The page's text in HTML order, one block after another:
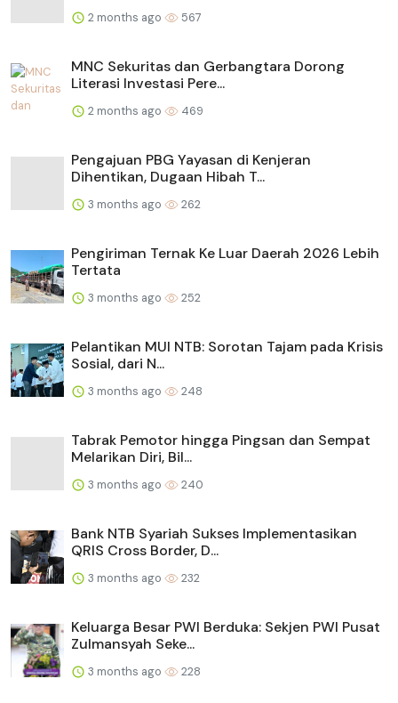
2 months ago 567
MNC Sekuritas dan Gerbangtara Dorong
Literasi Investasi Pere...
2 months ago 469
Pengajuan PBG Yayasan di Kenjeran
Dihentikan, Dugaan Hibah T...
3 months ago 262
Pengiriman Ternak Ke Luar Daerah 2026 Lebih
Tertata
3 months ago 252
Pelantikan MUI NTB: Sorotan Tajam pada Krisis
Sosial, dari N...
3 months ago 248
Tabrak Pemotor hingga Pingsan dan Sempat
Melarikan Diri, Bil...
3 months ago 240
Bank NTB Syariah Sukses Implementasikan
QRIS Cross Border, D...
3 months ago 232
Keluarga Besar PWI Berduka: Sekjen PWI Pusat
Zulmansyah Seke...
3 months ago 228